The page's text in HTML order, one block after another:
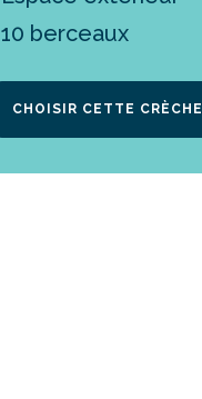
10 berceaux
CHOISIR CETTE CRÈCHE